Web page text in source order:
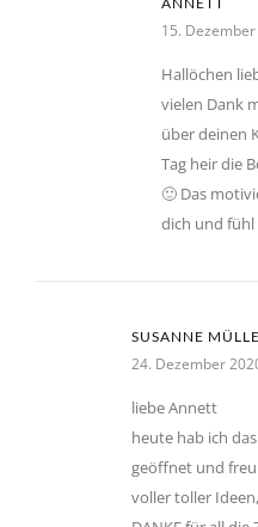
15.
Hallöchen
vielen Dank
über deinen
Tag heir die
🙂 Das
dich und
SUSANNE
24. Dezember
liebe Annett
heute hab ich
geöffnet und freu
voller toller